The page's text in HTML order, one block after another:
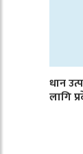
धान
लागि